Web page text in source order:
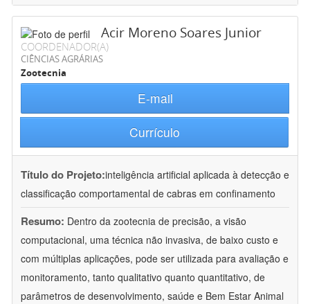
Acir Moreno Soares Junior
COORDENADOR(A)
CIÊNCIAS AGRÁRIAS
Zootecnia
E-mail
Currículo
Título do Projeto:inteligência artificial aplicada à detecção e
classificação comportamental de cabras em confinamento
Resumo: Dentro da zootecnia de precisão, a visão
computacional, uma técnica não invasiva, de baixo custo e
com múltiplas aplicações, pode ser utilizada para avaliação e
monitoramento, tanto qualitativo quanto quantitativo, de
parâmetros de desenvolvimento, saúde e Bem Estar Animal